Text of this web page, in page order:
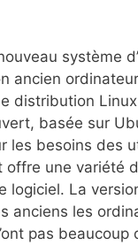
système
ancien
distribution
basée sur
les besoins des
une variété
logiciel. La
anciens les
pas beaucoup